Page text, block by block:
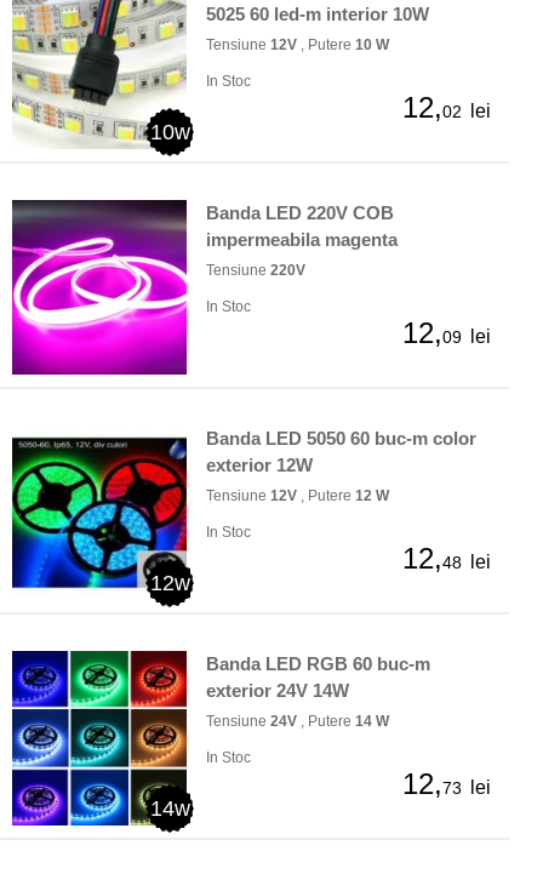
10w
5025 60 led-m interior 10W
Tensiune 12V , Putere 10 W
In Stoc
12,02 lei
Banda LED 220V COB
impermeabila magenta
Tensiune 220V
In Stoc
12,09 lei
12w
Banda LED 5050 60 buc-m color
exterior 12W
Tensiune 12V , Putere 12 W
In Stoc
12,48 lei
14w
Banda LED RGB 60 buc-m
exterior 24V 14W
Tensiune 24V , Putere 14 W
In Stoc
12,73 lei